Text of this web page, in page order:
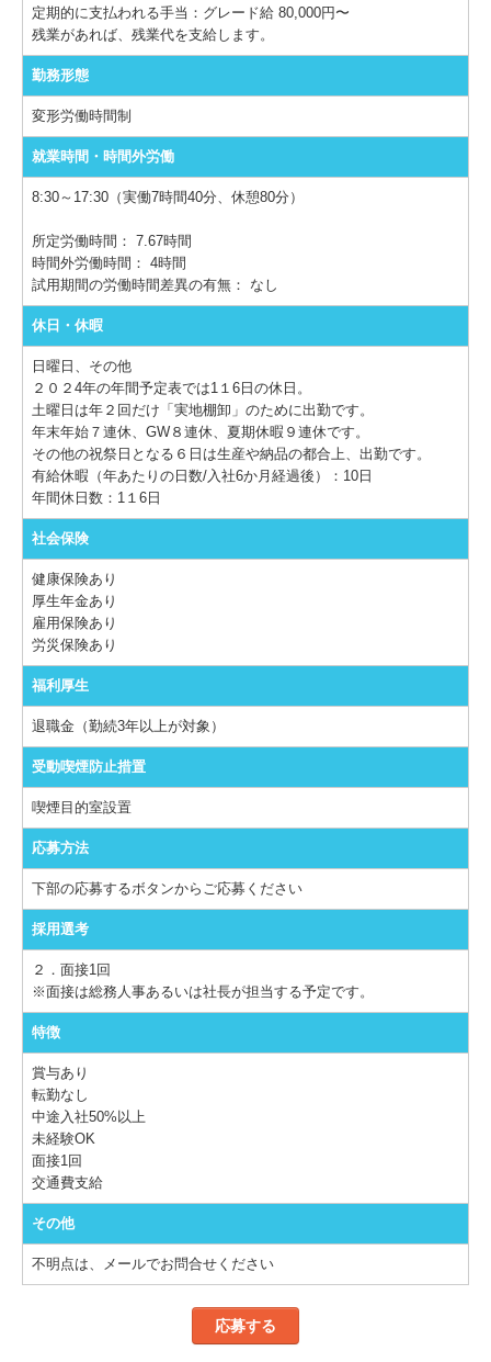
定期的に支払われる手当：グレード給 80,000円〜
残業があれば、残業代を支給します。
勤務形態
変形労働時間制
就業時間・時間外労働
8:30～17:30（実働7時間40分、休憩80分）
所定労働時間： 7.67時間
時間外労働時間： 4時間
試用期間の労働時間差異の有無： なし
休日・休暇
日曜日、その他
２０２4年の年間予定表では1１6日の休日。
土曜日は年２回だけ「実地棚卸」のために出勤です。
年末年始７連休、GW８連休、夏期休暇９連休です。
その他の祝祭日となる６日は生産や納品の都合上、出勤です。
有給休暇（年あたりの日数/入社6か月経過後）：10日
年間休日数：1１6日
社会保険
健康保険あり
厚生年金あり
雇用保険あり
労災保険あり
福利厚生
退職金（勤続3年以上が対象）
受動喫煙防止措置
喫煙目的室設置
応募方法
下部の応募するボタンからご応募ください
採用選考
２．面接1回
※面接は総務人事あるいは社長が担当する予定です。
特徴
賞与あり
転勤なし
中途入社50%以上
未経験OK
面接1回
交通費支給
その他
不明点は、メールでお問合せください
応募する